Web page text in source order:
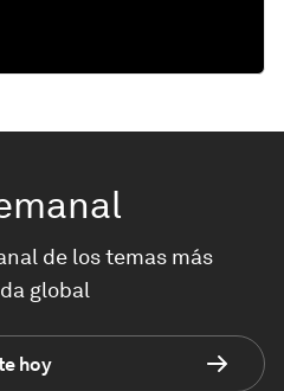
de los temas más
global
hoy